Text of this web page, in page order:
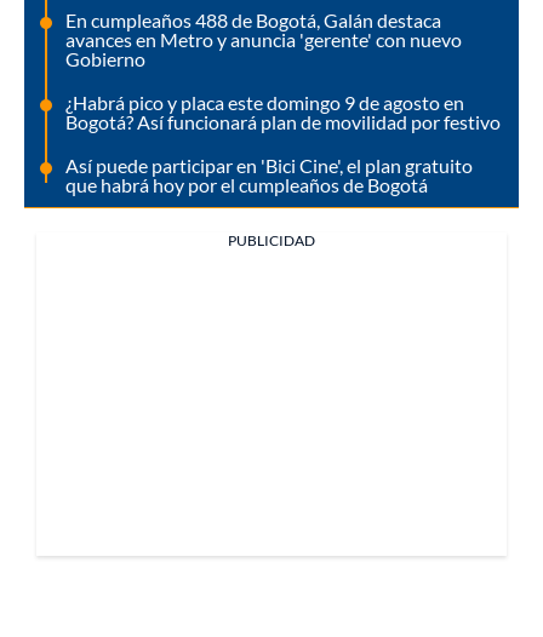
En cumpleaños 488 de Bogotá, Galán destaca
avances en Metro y anuncia 'gerente' con nuevo
Gobierno
¿Habrá pico y placa este domingo 9 de agosto en
Bogotá? Así funcionará plan de movilidad por festivo
Así puede participar en 'Bici Cine', el plan gratuito
que habrá hoy por el cumpleaños de Bogotá
PUBLICIDAD